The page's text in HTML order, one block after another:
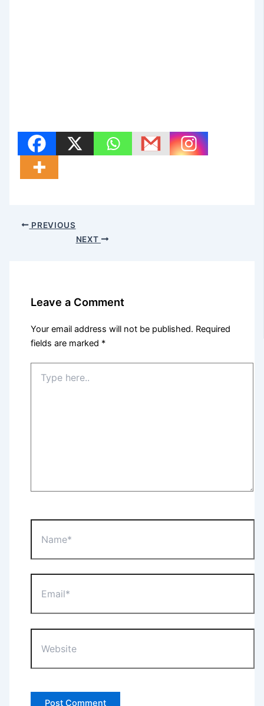
PREVIOUS
NEXT
Leave a Comment
Your email address will not be published. Required
fields are marked *
here..